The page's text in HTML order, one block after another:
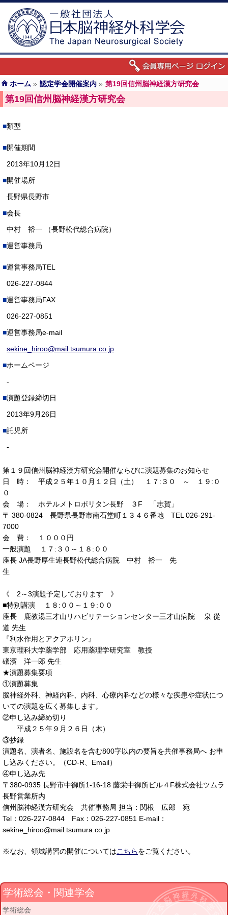
ホーム » 認定学会開催案内 » 第19回信州脳神経漢方研究会
第19回信州脳神経漢方研究会
類型
開催期間
2013年10月12日
開催場所
長野県長野市
会長
中村 裕一 （長野松代総合病院）
運営事務局
運営事務局TEL
026-227-0844
運営事務局FAX
026-227-0851
運営事務局e-mail
sekine_hiroo@mail.tsumura.co.jp
ホームページ
-
演題登録締切日
2013年9月26日
託児所
-
第１９回信州脳神経漢方研究会開催ならびに演題募集のお知らせ
日 時： 平成２５年１０月１２日（土） １７:３０ ～ １９:０
０
会 場： ホテルメトロポリタン長野 ３F 「志賀」
〒 380-0824 長野県長野市南石堂町１３４６番地 TEL 026-291-
7000
会 費： １０００円
一般演題 １７:３０～１８:００
座長 JA長野厚生連長野松代総合病院 中村 裕一 先
《 2～3演題予定しております 》
■特別講演 １８:００～１９:００
座長 鹿教湯三才山リハビリテーションセンター三才山病院 泉 從
道 先生
『利水作用とアクアポリン』
東京理科大学薬学部 応用薬理学研究室 教授
礒濱 洋一郎 先生
★演題募集要項
①演題募集
脳神経外科、神経内科、内科、心療内科などの様々な疾患や症状につ
いての演題を広く募集します。
②申し込み締め切り
平成２５年９月２６日（木）
③抄録
演題名、演者名、施設名を含む800字以内の要旨を共催事務局へ お申
し込みください。（CD-R、Email）
④申し込み先
〒380-0935 長野市中御所1-16-18 藤栄中御所ビル４F株式会社ツムラ
長野営業所内
信州脳神経漢方研究会 共催事務局 担当：関根 広郎 宛
Tel：026-227-0844 Fax：026-227-0851 E-mail：
sekine_hiroo@mail.tsumura.co.jp
※なお、領域講習の開催についてはこちらをご覧ください。
学術総会・関連学会
学術総会